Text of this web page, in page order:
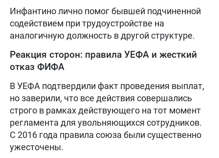
Инфантино лично помог бывшей подчиненной
содействием при трудоустройстве на
аналогичную должность в другой структуре.
Реакция сторон: правила УЕФА и жесткий
отказ ФИФА
В УЕФА подтвердили факт проведения выплат,
но заверили, что все действия совершались
строго в рамках действующего на тот момент
регламента для увольняющихся сотрудников.
С 2016 года правила союза были существенно
ужесточены.